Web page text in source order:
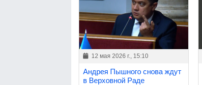
12 мая 2026 г., 15:10
Андрея Пышного снова ждут
в Верховной Раде